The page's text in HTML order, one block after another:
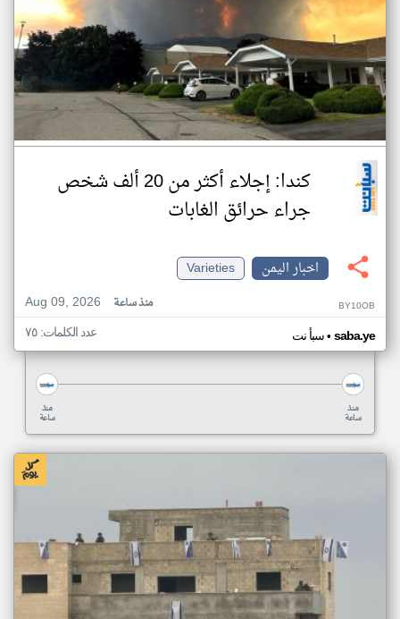
كندا: إجلاء أكثر من 20 ألف شخص
جراء حرائق الغابات
اخبار اليمن
Varieties
Aug 09, 2026
منذ ساعة BY10OB
سبأ نت• saba.ye عدد الكلمات: ٧٥
منذ
ساعة
منذ
ساعة